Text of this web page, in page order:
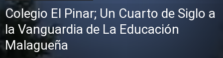
Colegio El Pinar; Un Cuarto de Siglo a
la Vanguardia de La Educación
Malagueña